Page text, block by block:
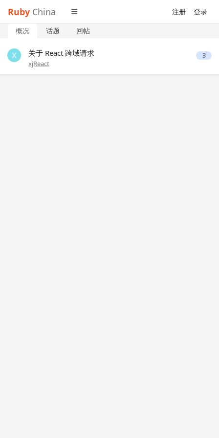
Ruby China 注册 登录
概况 话题 回帖
关于 React 跨域请求
xjReact
3